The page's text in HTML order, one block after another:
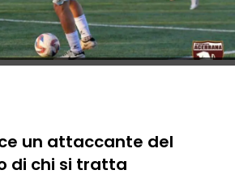
un attaccante del
di chi si tratta